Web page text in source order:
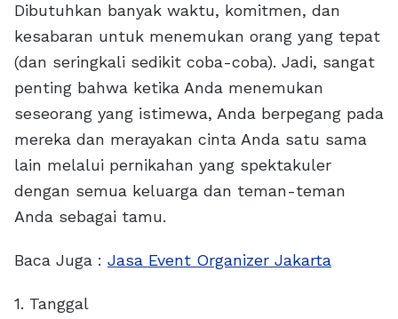
Dibutuhkan banyak waktu, komitmen, dan
kesabaran untuk menemukan orang yang tepat
(dan seringkali sedikit coba-coba). Jadi, sangat
penting bahwa ketika Anda menemukan
seseorang yang istimewa, Anda berpegang pada
mereka dan merayakan cinta Anda satu sama
lain melalui pernikahan yang spektakuler
dengan semua keluarga dan teman-teman
Anda sebagai tamu.
Baca Juga : Jasa Event Organizer Jakarta
1. Tanggal